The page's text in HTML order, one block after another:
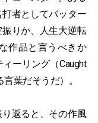
者としてバッター
りか、人生大逆転
作品と言うべきか
ーリング（Caught
葉だそうだ）。
返ると、その作風